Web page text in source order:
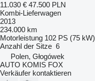
11.030 € 47.500 PLN
Kombi-Lieferwagen
2013
234.000 km
Motorleistung 102 PS (75 kW)
Anzahl der Sitze 6
Polen, Głogówek
AUTO KOMIS FOX
Verkäufer kontaktieren